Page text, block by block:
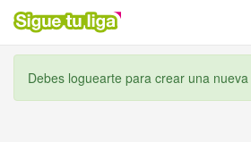
Debes loguearte para crear una nueva